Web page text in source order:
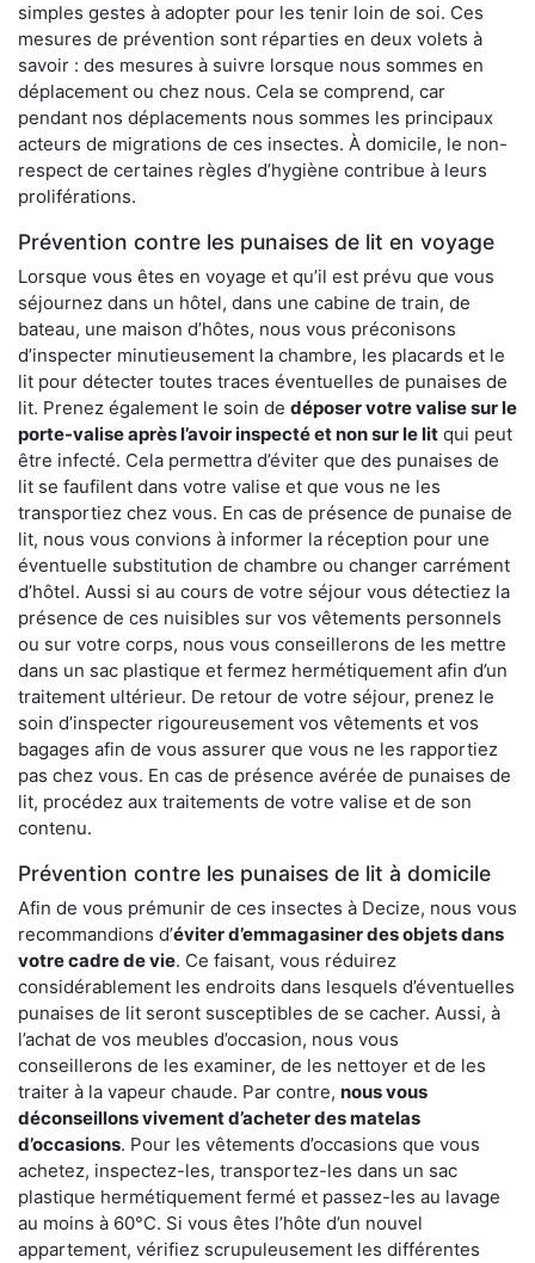
simples gestes à adopter pour les tenir loin de soi. Ces
mesures de prévention sont réparties en deux volets à
savoir : des mesures à suivre lorsque nous sommes en
déplacement ou chez nous. Cela se comprend, car
pendant nos déplacements nous sommes les principaux
acteurs de migrations de ces insectes. À domicile, le non-
respect de certaines règles d’hygiène contribue à leurs
proliférations.
Prévention contre les punaises de lit en voyage
Lorsque vous êtes en voyage et qu’il est prévu que vous
séjournez dans un hôtel, dans une cabine de train, de
bateau, une maison d’hôtes, nous vous préconisons
d’inspecter minutieusement la chambre, les placards et le
lit pour détecter toutes traces éventuelles de punaises de
lit. Prenez également le soin de déposer votre valise sur le
porte-valise après l’avoir inspecté et non sur le lit qui peut
être infecté. Cela permettra d’éviter que des punaises de
lit se faufilent dans votre valise et que vous ne les
transportiez chez vous. En cas de présence de punaise de
lit, nous vous convions à informer la réception pour une
éventuelle substitution de chambre ou changer carrément
d’hôtel. Aussi si au cours de votre séjour vous détectiez la
présence de ces nuisibles sur vos vêtements personnels
ou sur votre corps, nous vous conseillerons de les mettre
dans un sac plastique et fermez hermétiquement afin d’un
traitement ultérieur. De retour de votre séjour, prenez le
soin d’inspecter rigoureusement vos vêtements et vos
bagages afin de vous assurer que vous ne les rapportiez
pas chez vous. En cas de présence avérée de punaises de
lit, procédez aux traitements de votre valise et de son
contenu.
Prévention contre les punaises de lit à domicile
Afin de vous prémunir de ces insectes à Decize, nous vous
recommandions d’éviter d’emmagasiner des objets dans
votre cadre de vie. Ce faisant, vous réduirez
considérablement les endroits dans lesquels d’éventuelles
punaises de lit seront susceptibles de se cacher. Aussi, à
l’achat de vos meubles d’occasion, nous vous
conseillerons de les examiner, de les nettoyer et de les
traiter à la vapeur chaude. Par contre, nous vous
déconseillons vivement d’acheter des matelas
d’occasions. Pour les vêtements d’occasions que vous
achetez, inspectez-les, transportez-les dans un sac
plastique hermétiquement fermé et passez-les au lavage
au moins à 60°C. Si vous êtes l’hôte d’un nouvel
appartement, vérifiez scrupuleusement les différentes